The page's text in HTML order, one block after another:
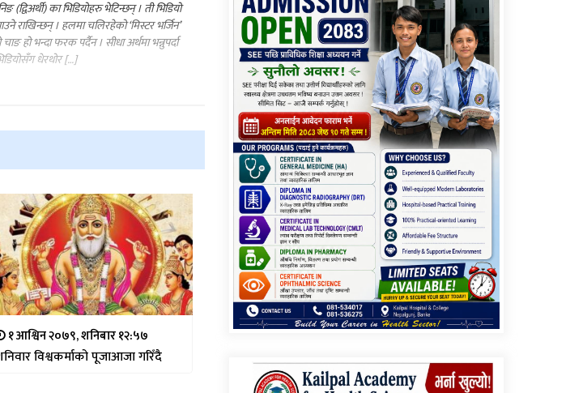
(द्विअर्थी) का भिडियोहरु भेटिन्छन् । ती भिडियो
राखिन्छन् । हलमा चलिरहेको ‘मिस्टर भर्जिन’
हो भन्दा फरक पर्दैन । सीधा अर्थमा भन्नुपर्दा
धेरथोर […]
१ आश्विन २०७९, शनिबार १२:५७
विश्वकर्माको पूजाआजा गरिँदै